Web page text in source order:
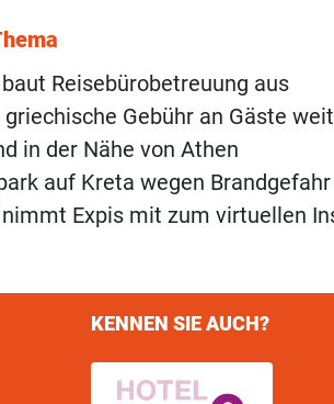
Reisebürobetreuung aus
Gebühr an Gäste
in der Nähe von Athen
auf Kreta wegen
Expis mit zum virtuellen
KENNEN SIE AUCH?